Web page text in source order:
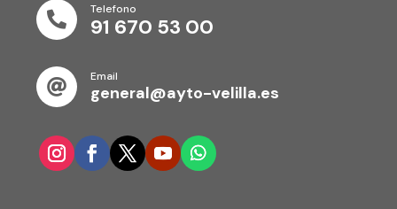

Telefono
91 670 53 00

Email
general@ayto-velilla.es